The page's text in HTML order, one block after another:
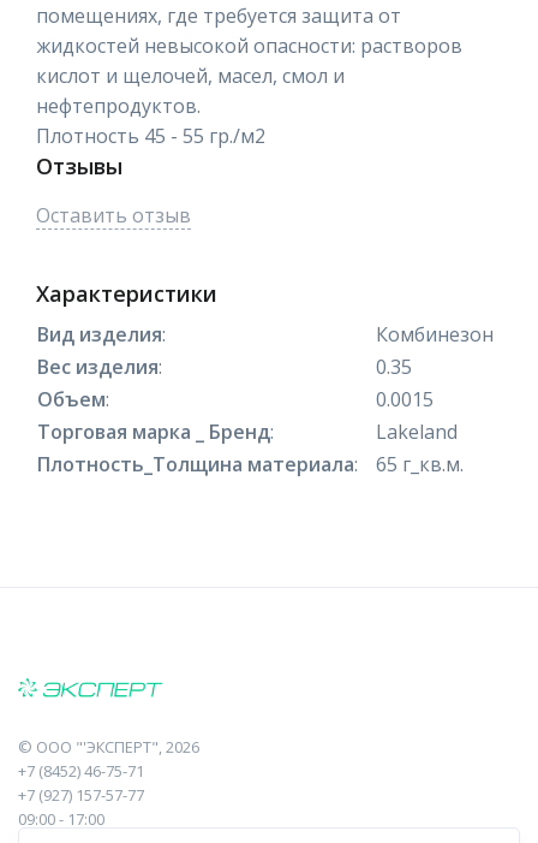
помещениях, где требуется защита от
жидкостей невысокой опасности: растворов
кислот и щелочей, масел, смол и
нефтепродуктов.
Плотность 45 - 55 гр./м2
Отзывы
Оставить отзыв
Характеристики
Вид изделия:
Комбинезон
Вес изделия:
0.35
Объем:
0.0015
Торговая марка _ Бренд:
Lakeland
Плотность_Толщина материала: 65 г_кв.м.
© ООО "'ЭКСПЕРТ", 2026
+7 (8452) 46-75-71
+7 (927) 157-57-77
09:00 - 17:00